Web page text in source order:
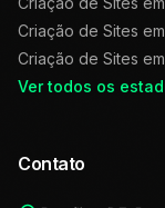
Criação de Sites em
Criação de Sites em
Ver todos os
Contato